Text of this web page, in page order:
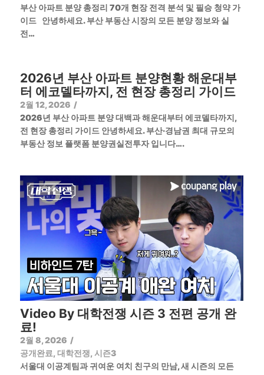
부산 아파트 분양 총정리 70개 현장 전격 분석 및 필승 청약 가
이드 안녕하세요. 부산 부동산 시장의 모든 분양 정보와 실
전…
2026년 부산 아파트 분양현황 해운대부
터 에코델타까지, 전 현장 총정리 가이드
2월 12, 2026 /
2026년 부산 아파트 분양 대백과 해운대부터 에코델타까지,
전 현장 총정리 가이드 안녕하세요. 부산·경남권 최대 규모의
부동산 정보 플랫폼 분양권실전투자 입니다….
Video By 대학전쟁 시즌 3 전편 공개 완
료!
2월 8, 2026 /
공개완료, 대학전쟁, 시즌3
서울대 이공계팀과 귀여운 여치 친구의 만남, 새 시즌의 모든